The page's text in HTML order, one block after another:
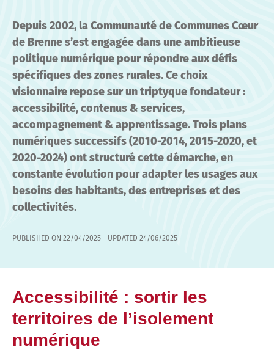
Depuis 2002, la Communauté de Communes Cœur
de Brenne s’est engagée dans une ambitieuse
politique numérique pour répondre aux défis
spécifiques des zones rurales. Ce choix
visionnaire repose sur un triptyque fondateur :
accessibilité, contenus & services,
accompagnement & apprentissage. Trois plans
numériques successifs (2010-2014, 2015-2020, et
2020-2024) ont structuré cette démarche, en
constante évolution pour adapter les usages aux
besoins des habitants, des entreprises et des
collectivités.
PUBLISHED ON 22/04/2025 - UPDATED 24/06/2025
Accessibilité : sortir les
territoires de l’isolement
numérique